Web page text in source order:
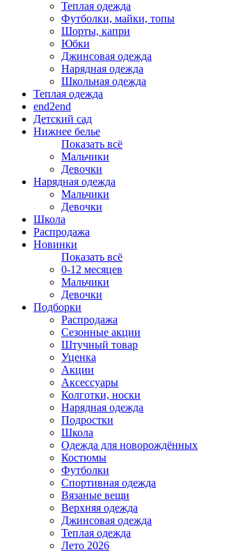
Теплая одежда
Футболки, майки, топы
Шорты, капри
Юбки
Джинсовая одежда
Нарядная одежда
Школьная одежда
Теплая одежда
end2end
Детский сад
Нижнее белье
Показать всё
Мальчики
Девочки
Нарядная одежда
Мальчики
Девочки
Школа
Распродажа
Новинки
Показать всё
0-12 месяцев
Мальчики
Девочки
Подборки
Распродажа
Сезонные акции
Штучный товар
Уценка
Акции
Аксессуары
Колготки, носки
Нарядная одежда
Подростки
Школа
Одежда для новорождённых
Костюмы
Футболки
Спортивная одежда
Вязаные вещи
Верхняя одежда
Джинсовая одежда
Теплая одежда
Лето 2026